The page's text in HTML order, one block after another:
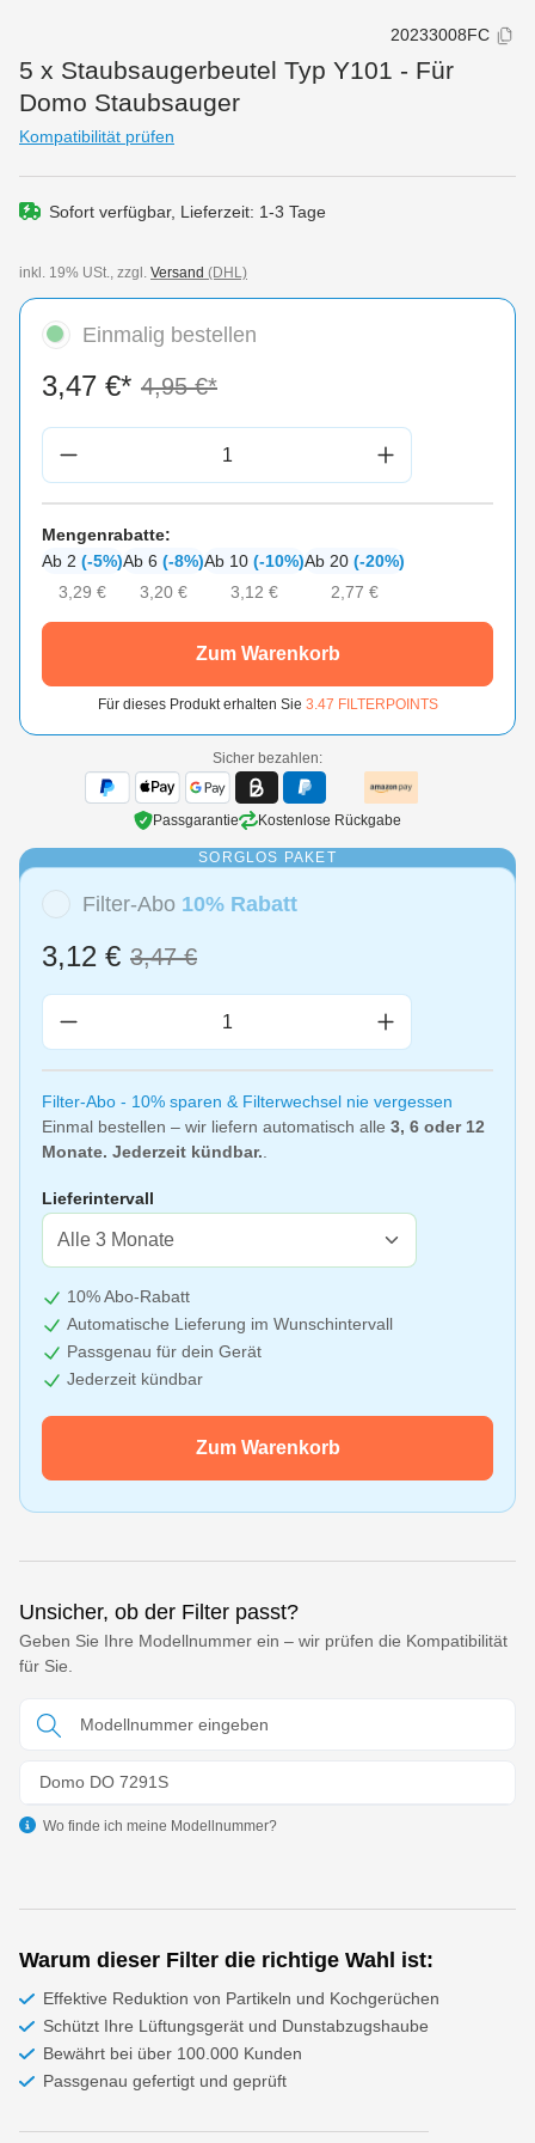
20233008FC
5 x Staubsaugerbeutel Typ Y101 - Für
Domo Staubsauger
Kompatibilität prüfen
Sofort verfügbar, Lieferzeit: 1-3 Tage
inkl. 19% USt., zzgl. Versand (DHL)
Einmalig bestellen
Produkt Anzahl: Gib den gewünschten
3,47 €* 4,95 €*
Mengenrabatte:
Ab 2 (-5%)
3,29 €
Ab 6 (-8%)
3,20 €
Ab 10 (-10%)
3,12 €
Ab 20 (-20%)
2,77 €
Zum Warenkorb
Für dieses Produkt erhalten Sie 3.47 FILTERPOINTS
Sicher bezahlen:
Passgarantie Kostenlose Rückgabe
SORGLOS PAKET
Filter-Abo 10% Rabatt
Produkt Anzahl: Gib den gewünschten
3,12 € 3,47 €
Filter-Abo - 10% sparen & Filterwechsel nie vergessen
Einmal bestellen – wir liefern automatisch alle 3, 6 oder 12
Monate. Jederzeit kündbar.
Lieferintervall
10% Abo-Rabatt
Automatische Lieferung im Wunschintervall
Passgenau für dein Gerät
Jederzeit kündbar
Zum Warenkorb
Unsicher, ob der Filter passt?
Geben Sie Ihre Modellnummer ein – wir prüfen die Kompatibilität
für Sie.
Domo DO 7291S
Wo finde ich meine Modellnummer?
Warum dieser Filter die richtige Wahl ist:
Effektive Reduktion von Partikeln und Kochgerüchen
Schützt Ihre Lüftungsgerät und Dunstabzugshaube
Bewährt bei über 100.000 Kunden
Passgenau gefertigt und geprüft